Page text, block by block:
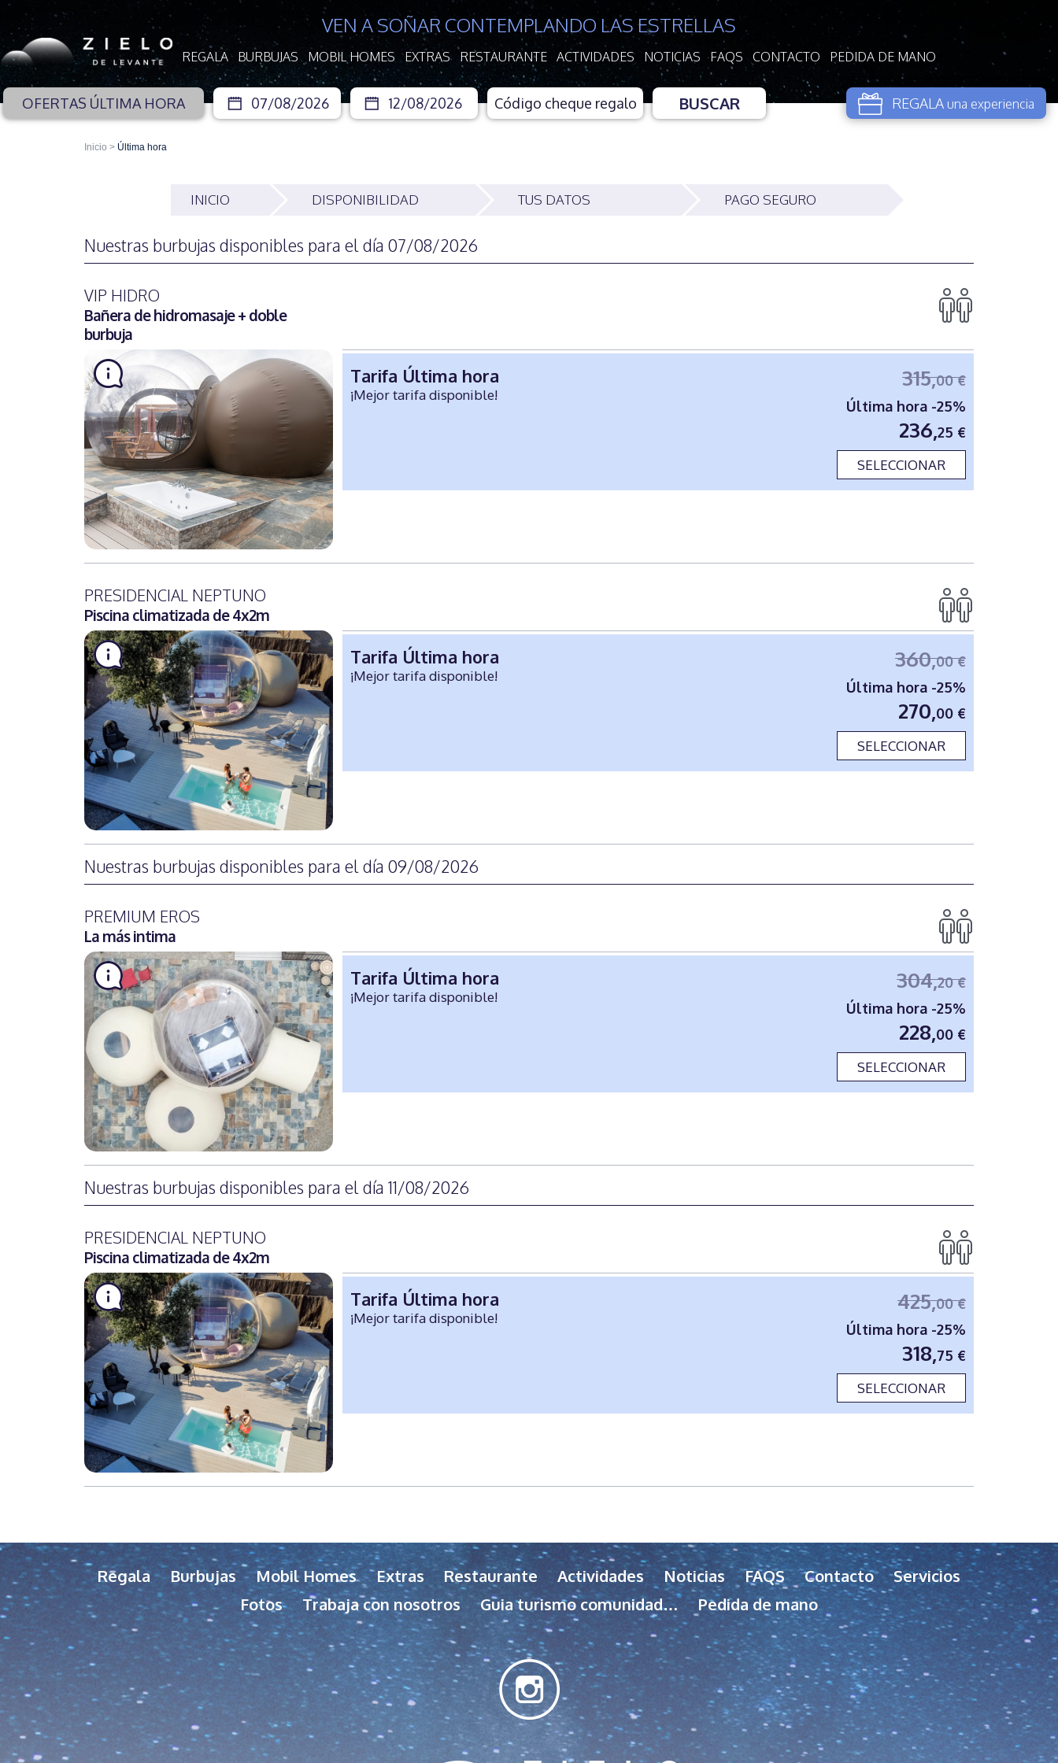
VEN A SOÑAR CONTEMPLANDO LAS ESTRELLAS
REGALA BURBUJAS MOBIL HOMES EXTRAS RESTAURANTE ACTIVIDADES NOTICIAS FAQS CONTACTO PEDIDA DE MANO
OFERTAS ÚLTIMA HORA BUSCAR REGALA una experiencia
Inicio > Última hora
INICIO DISPONIBILIDAD TUS DATOS PAGO SEGURO
Nuestras burbujas disponibles para el día 07/08/2026
VIP HIDRO
Bañera de hidromasaje + doble
burbuja
Tarifa Última hora
¡Mejor tarifa disponible!
315,00 €
Última hora -25%
236,25 €
SELECCIONAR
PRESIDENCIAL NEPTUNO
Piscina climatizada de 4x2m
Tarifa Última hora
¡Mejor tarifa disponible!
360,00 €
Última hora -25%
270,00 €
SELECCIONAR
Nuestras burbujas disponibles para el día 09/08/2026
PREMIUM EROS
La más intima
Tarifa Última hora
¡Mejor tarifa disponible!
304,20 €
Última hora -25%
228,00 €
SELECCIONAR
Nuestras burbujas disponibles para el día 11/08/2026
PRESIDENCIAL NEPTUNO
Piscina climatizada de 4x2m
Tarifa Última hora
¡Mejor tarifa disponible!
425,00 €
Última hora -25%
318,75 €
SELECCIONAR
Regala Burbujas Mobil Homes Extras Restaurante Actividades Noticias FAQS Contacto
Servicios
Fotos
Trabaja con nosotros Guia turismo comunidad… Pedida de mano